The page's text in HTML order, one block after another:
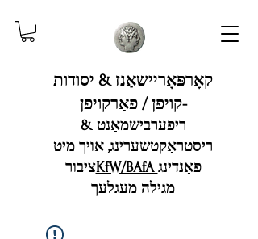
קאָרפּאָריישאַנז & יסודות
-קויפן / פאַרקויפן
ריפערבישמאַנט &
ריסטראַקטשערינג, אויך מיט
ציבורKfW/BAfAפאַנדינג
מגילה מעגלעך